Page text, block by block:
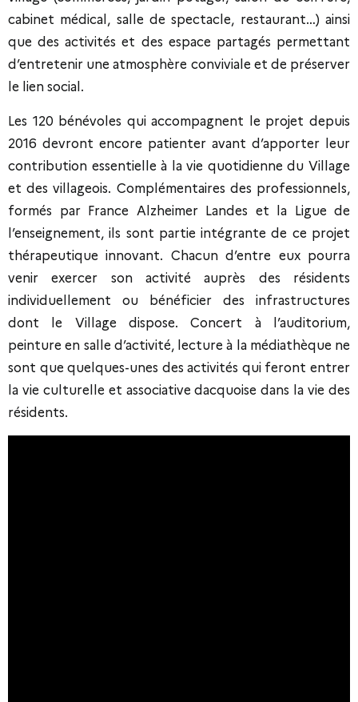
cabinet médical, salle de spectacle, restaurant…) ainsi
que des activités et des espace partagés permettant
d’entretenir une atmosphère conviviale et de préserver
le lien social.
Les 120 bénévoles qui accompagnent le projet depuis
2016 devront encore patienter avant d’apporter leur
contribution essentielle à la vie quotidienne du Village
et des villageois. Complémentaires des professionnels,
formés par France Alzheimer Landes et la Ligue de
l’enseignement, ils sont partie intégrante de ce projet
thérapeutique innovant. Chacun d’entre eux pourra
venir exercer son activité auprès des résidents
individuellement ou bénéficier des infrastructures
dont le Village dispose. Concert à l’auditorium,
peinture en salle d’activité, lecture à la médiathèque ne
sont que quelques-unes des activités qui feront entrer
la vie culturelle et associative dacquoise dans la vie des
résidents.